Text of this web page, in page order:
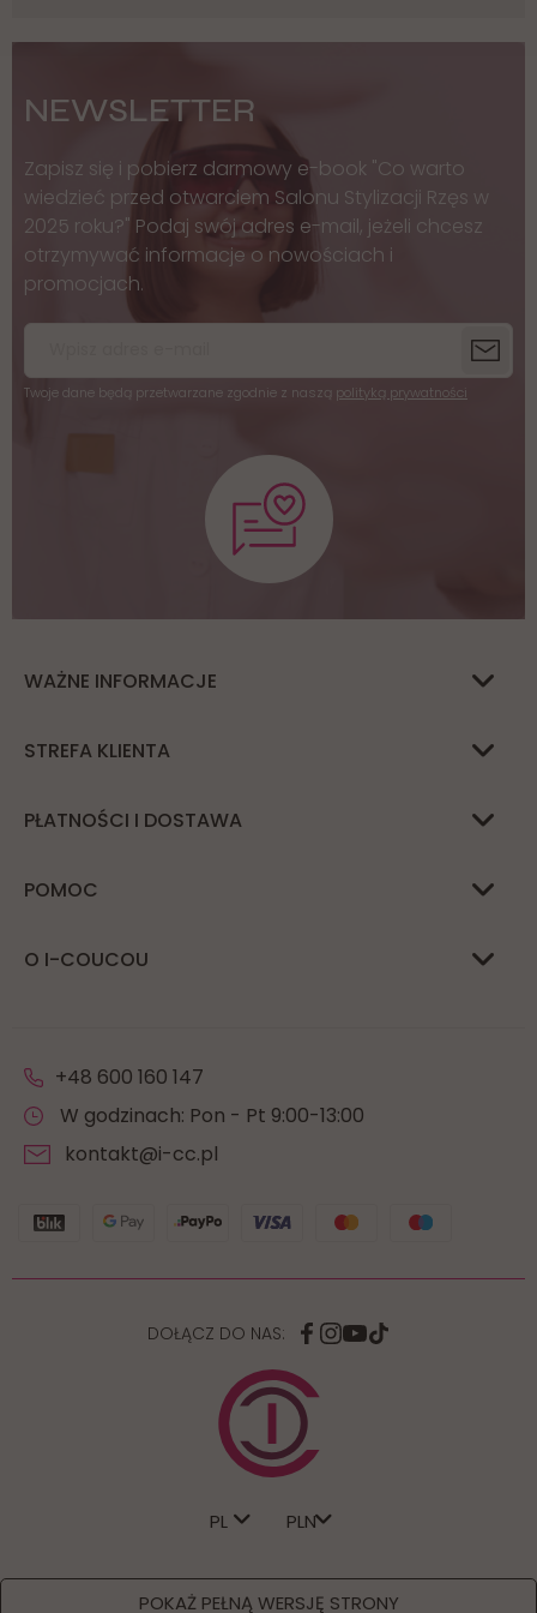
NEWSLETTER
Zapisz się i pobierz darmowy e-book "Co warto
wiedzieć przed otwarciem Salonu Stylizacji Rzęs w
2025 roku?" Podaj swój adres e-mail, jeżeli chcesz
otrzymywać informacje o nowościach i
promocjach.
Twoje dane będą przetwarzane zgodnie z naszą polityką prywatności
WAŻNE INFORMACJE
STREFA KLIENTA
PŁATNOŚCI I DOSTAWA
POMOC
O I-COUCOU
+48 600 160 147
W godzinach: Pon - Pt 9:00-13:00
kontakt@i-cc.pl
DOŁĄCZ DO NAS:
PL
POKAŻ PEŁNĄ WERSJĘ STRONY